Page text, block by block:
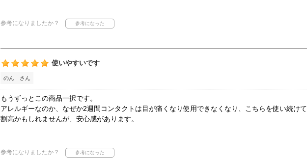
参考になりましたか？
使いやすいです
のん さん
もうずっとこの商品一択です。
アレルギーなのか、なぜか2週間コンタクトは目が痛くなり使用できなくなり、こちらを使い続けて
割高かもしれませんが、安心感があります。
参考になりましたか？